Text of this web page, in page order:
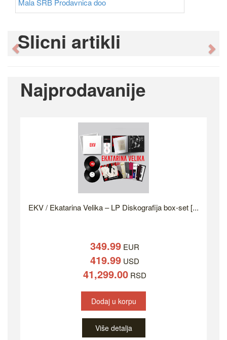
Mala SRB Prodavnica doo
Slicni artikli
Previous
Najprodavanije
EKV / Ekatarina Velika – LP Diskografija box-set [...
349.99 EUR
419.99 USD
41,299.00 RSD
Dodaj u korpu
Više detalja